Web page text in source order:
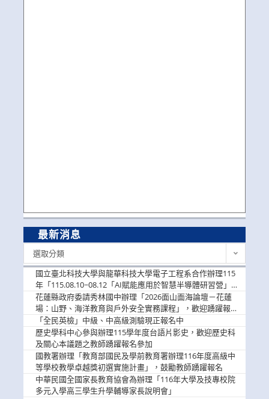
最新消息
選取分類
國立臺北科技大學與龍華科技大學電子工程系合作辦理115
年「115.08.10~08.12「AI賦能應用於智慧半導體研習營」，
歡迎學生踴躍報名參加
花蓮縣政府委請秀林國中辦理「2026面山面海論壇－花蓮
場：山野、海洋教育與戶外安全實務課程」，歡迎踴躍報名
參加
「全民英檢」中級、中高級測驗現正報名中
歷史學科中心參與辦理115學年度台語片影史，歡迎歷史科
及關心本議題之教師踴躍報名參加
國教署辦理「教育部國民及學前教育署辦理116年度高級中
等學校教學卓越獎初選實施計畫」，鼓勵教師踴躍報名
中華民國全國家長教育協會為辦理「116年大學及技專校院
多元入學高三學生升學輔導家長說明會」